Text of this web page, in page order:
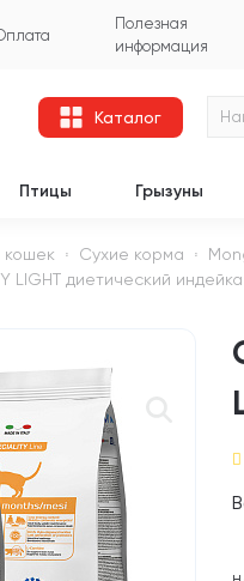
Полезная
информация
Каталог
Птицы Грызуны
кошек Сухие корма
диетический индейка